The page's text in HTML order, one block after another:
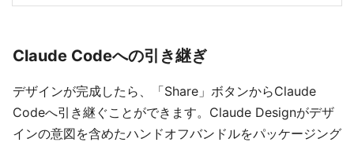
Claude Codeへの引き継ぎ
デザインが完成したら、「Share」ボタンからClaude
Codeへ引き継ぐことができます。Claude Designがデザ
インの意図を含めたハンドオフバンドルをパッケージング